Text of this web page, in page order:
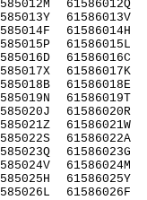
61586012Q
61586013V
61586014H
61586015L
61586016C
61586017K
61586018E
61586019T
61586020R
61586021W
61586022A
61586023G
61586024M
61586025Y
61586026F